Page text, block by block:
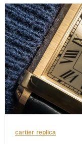
cartier replica